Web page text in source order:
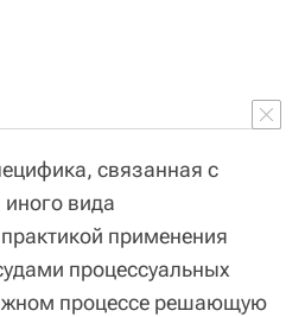
связанная с
вида
применения
процессуальных
процессе решающую